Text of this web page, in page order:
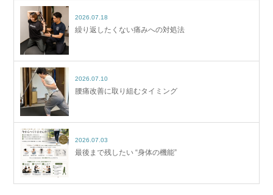
2026.07.18
繰り返したくない痛みへの対処法
2026.07.10
腰痛改善に取り組むタイミング
2026.07.03
最後まで残したい “身体の機能”